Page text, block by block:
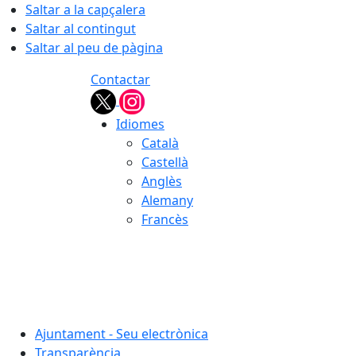
Saltar a la capçalera
Saltar al contingut
Saltar al peu de pàgina
Contactar
Idiomes
Català
Castellà
Anglès
Alemany
Francès
Ajuntament - Seu electrònica